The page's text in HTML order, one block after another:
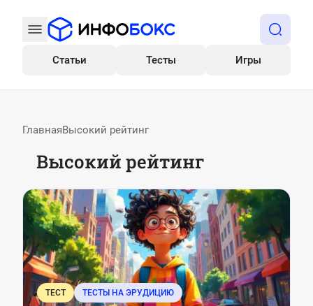
Статьи Тесты Игры
ГлавнаяВысокий рейтинг
Высокий рейтинг
ТЕСТ ТЕСТЫ НА ЭРУДИЦИЮ